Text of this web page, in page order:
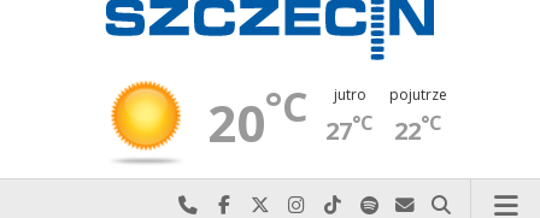
20°C jutro
27°C
pojutrze
22°C
Najlepiej po prostu do nas zadzwoń
Odwiedź nas na Facebook-u
Odwiedź nas na X
Odwiedź nas na Instagram-ie
Odwiedź nas na TikTok-u
Szukaj nas na Spotify
Wyślij do nas
Szukaj